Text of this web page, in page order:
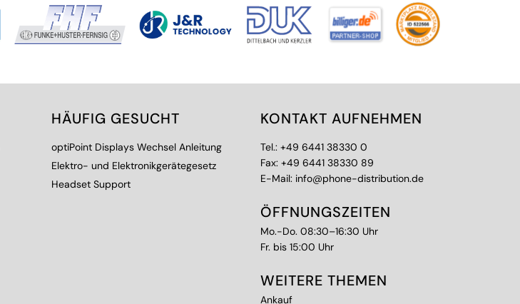
HÄUFIG GESUCHT
optiPoint Displays Wechsel Anleitung
Elektro- und Elektronikgerätegesetz
Headset Support
KONTAKT AUFNEHMEN
Tel.: +49 6441 38330 0
Fax: +49 6441 38330 89
E-Mail: info@phone-distribution.de
ÖFFNUNGSZEITEN
Mo.-Do. 08:30–16:30 Uhr
Fr. bis 15:00 Uhr
WEITERE THEMEN
Ankauf